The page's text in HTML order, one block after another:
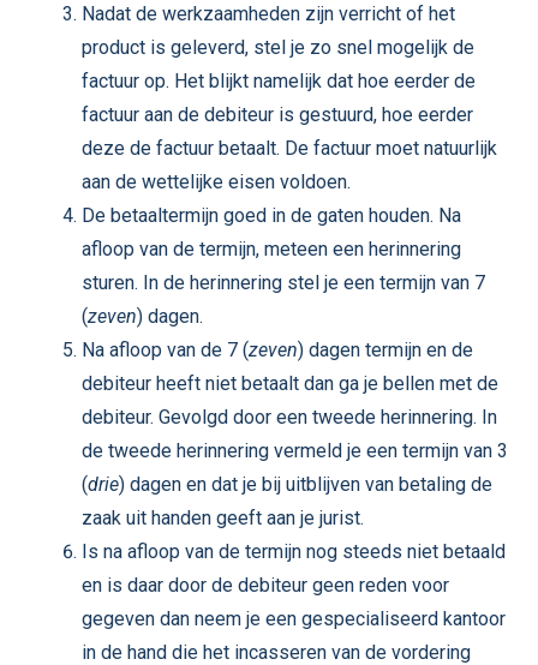
Nadat de werkzaamheden zijn verricht of het
product is geleverd, stel je zo snel mogelijk de
factuur op. Het blijkt namelijk dat hoe eerder de
factuur aan de debiteur is gestuurd, hoe eerder
deze de factuur betaalt. De factuur moet natuurlijk
aan de wettelijke eisen voldoen.
De betaaltermijn goed in de gaten houden. Na
afloop van de termijn, meteen een herinnering
sturen. In de herinnering stel je een termijn van 7
(zeven) dagen.
Na afloop van de 7 (zeven) dagen termijn en de
debiteur heeft niet betaalt dan ga je bellen met de
debiteur. Gevolgd door een tweede herinnering. In
de tweede herinnering vermeld je een termijn van 3
(drie) dagen en dat je bij uitblijven van betaling de
zaak uit handen geeft aan je jurist.
Is na afloop van de termijn nog steeds niet betaald
en is daar door de debiteur geen reden voor
gegeven dan neem je een gespecialiseerd kantoor
in de hand die het incasseren van de vordering